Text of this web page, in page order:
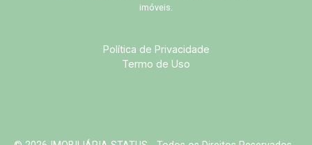
imóveis.
Política de Privacidade
Termo de Uso